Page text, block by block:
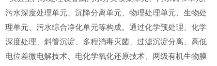
污水深度处理单元、沉降分离单元、物理处理单元、生物处
理单元、污水综合净化单元等构成。通过化学预处理、化学
深度处理、斜管沉淀、多程消毒灭菌、过滤沉淀分离、高低
电位差微电解技术、电化学氧化还原技术、两级有机生物膜